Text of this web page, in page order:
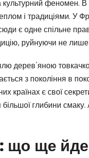
феномен. В
і традиціями. У
є одне спільне
руйнуючи не лише
дерев’яною
з покоління в
країнах є свої
глибини
що ще